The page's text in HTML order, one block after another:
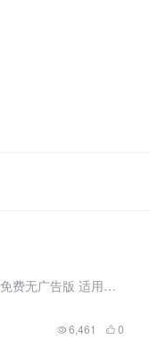
软件信息 软件名称：隐私照片视频 版本类型：免费无广告版 适用设备：Android 获取方式：文章底部 隐私照片视频 安卓9 魅族16T亲测 这款软件是一款能够帮助我们建立一个隐私相册的软件，软件已经...
6,461 0